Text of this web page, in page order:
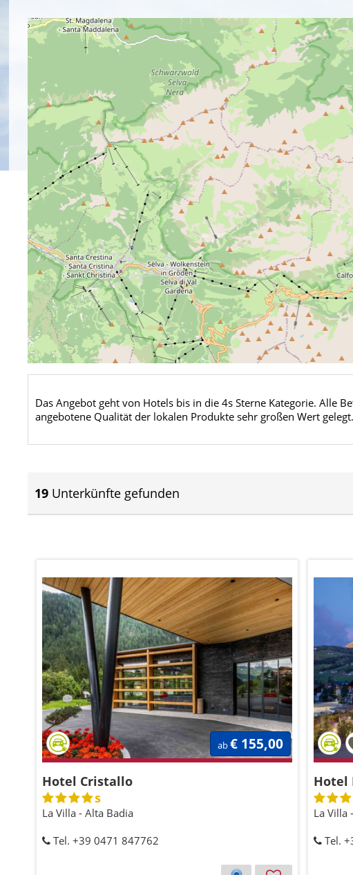
Das Angebot geht von Hotels bis in die 4s Sterne Kategorie. Alle
angebotene Qualität der lokalen Produkte sehr großen Wert gelegt.
19Unterkünfte gefunden
Hotel Cristallo
s
La Villa - Alta Badia
Tel. +39 0471 847762
ab€ 155,00
Hotel
La Villa
Tel.